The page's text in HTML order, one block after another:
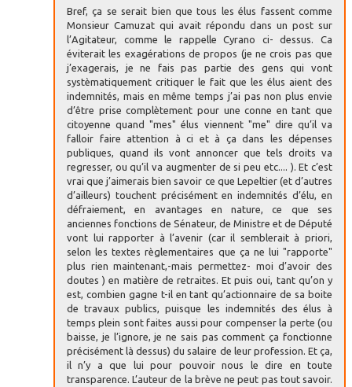
Bref, ça se serait bien que tous les élus fassent comme
Monsieur Camuzat qui avait répondu dans un post sur
l’Agitateur, comme le rappelle Cyrano ci- dessus. Ca
éviterait les exagérations de propos (je ne crois pas que
j’exagerais, je ne fais pas partie des gens qui vont
systèmatiquement critiquer le fait que les élus aient des
indemnités, mais en même temps j’ai pas non plus envie
d’être prise complètement pour une conne en tant que
citoyenne quand "mes" élus viennent "me" dire qu’il va
falloir faire attention à ci et à ça dans les dépenses
publiques, quand ils vont annoncer que tels droits va
regresser, ou qu’il va augmenter de si peu etc.... ). Et c’est
vrai que j’aimerais bien savoir ce que Lepeltier (et d’autres
d’ailleurs) touchent précisément en indemnités d’élu, en
défraiement, en avantages en nature, ce que ses
anciennes fonctions de Sénateur, de Ministre et de Député
vont lui rapporter à l’avenir (car il semblerait à priori,
selon les textes règlementaires que ça ne lui "rapporte"
plus rien maintenant,-mais permettez- moi d’avoir des
doutes ) en matière de retraites. Et puis oui, tant qu’on y
est, combien gagne t-il en tant qu’actionnaire de sa boite
de travaux publics, puisque les indemnités des élus à
temps plein sont faites aussi pour compenser la perte (ou
baisse, je l’ignore, je ne sais pas comment ça fonctionne
précisément là dessus) du salaire de leur profession. Et ça,
il n’y a que lui pour pouvoir nous le dire en toute
transparence. L’auteur de la brève ne peut pas tout savoir.